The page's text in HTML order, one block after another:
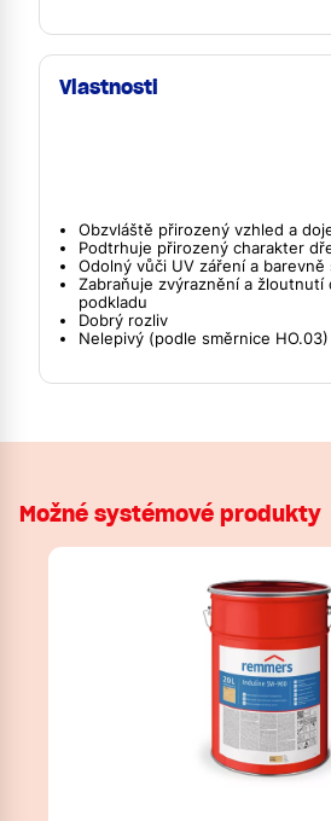
Vlastnosti
Obzvláště přirozený vzhled a
Podtrhuje přirozený charakter
Odolný vůči UV záření a barevně
Zabraňuje zvýraznění a žloutnutí
podkladu
Dobrý rozliv
Nelepivý (podle směrnice HO.03)
Možné systémové produkty